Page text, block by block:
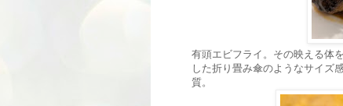
有頭エビフライ。その映える体
した折り畳み傘のようなサイズ
質。